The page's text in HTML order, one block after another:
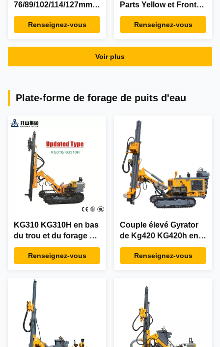
76/89/102/114/127mm
Pour le forage minier
avec marteau DTH
Renseignez-vous
Parts Yellow et Front
Idler noir de PC200-8
TS140 TY165-2
Renseignez-vous
Voir plus
Plate-forme de forage de puits d'eau
KG310 KG310H en bas
du trou et du forage de
Rig For Open Use
Blast de perceuse de
Renseignez-vous
Couple élevé Gyrator
de Kg420 KG420h en
bas de la perceuse Rig
For Open Dust
Renseignez-vous